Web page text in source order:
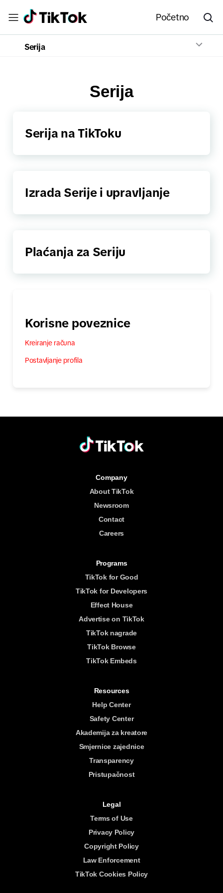
Početno
Serija
Serija
Serija na TikToku
Izrada Serije i upravljanje
Plaćanja za Seriju
Korisne poveznice
Kreiranje računa
Postavljanje profila
Company
About TikTok
Newsroom
Contact
Careers
Programs
TikTok for Good
TikTok for Developers
Effect House
Advertise on TikTok
TikTok nagrade
TikTok Browse
TikTok Embeds
Resources
Help Center
Safety Center
Akademija za kreatore
Smjernice zajednice
Transparency
Pristupačnost
Legal
Terms of Use
Privacy Policy
Copyright Policy
Law Enforcement
TikTok Cookies Policy